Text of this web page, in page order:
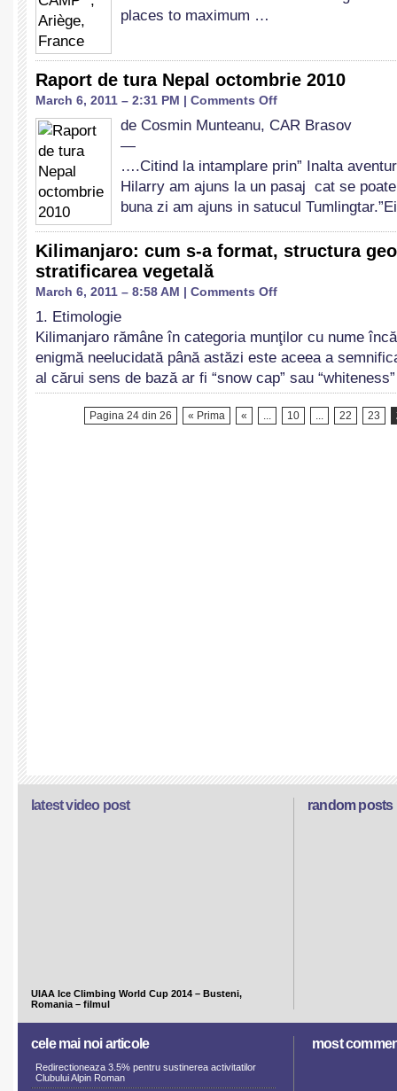
places to maximum …
Raport de tura Nepal octombrie 2010
March 6, 2011 – 2:31 PM | Comments Offon
de
Nepal
2010
de Cosmin Munteanu, CAR Brasov
—
….Citind la intamplare prin” Inalta
Hilarry am ajuns la un pasaj cat se
buna zi am ajuns in satucul
Kilimanjaro: cum s-a format, structura
stratificarea vegetală
March 6, 2011 – 8:58 AM | Comments Offon
s-
structura
1. Etimologie
Kilimanjaro rămâne în categoria munţilor cu nume
enigmă neelucidată până astăzi este aceea a
al cărui sens de bază ar fi “snow cap” sau
Pagina 24 din 26 « Prima « ... 10 ... 22 23
random posts
latest video post
UIAA Ice Climbing World Cup 2014 – Busteni,
Romania – filmul
cele mai noi articole
Redirectioneaza 3.5% pentru sustinerea activitatilor
Clubului Alpin Roman
most